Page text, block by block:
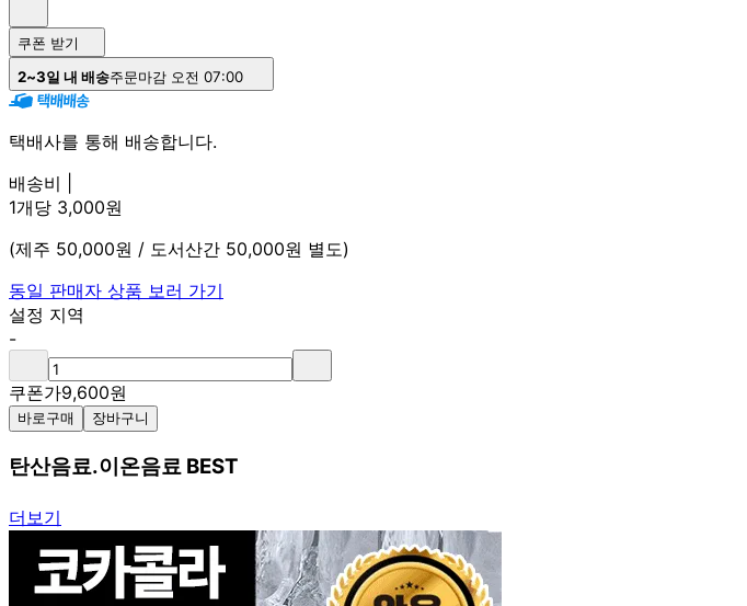
쿠폰 받기
2~3일 내 배송주문마감 오전 07:00
택배사를 통해 배송합니다.
배송비 |
1개당 3,000원
(제주 50,000원 / 도서산간 50,000원 별도)
동일 판매자 상품 보러 가기
설정 지역
-
쿠폰가9,600원
바로구매 장바구니
탄산음료.이온음료 BEST
더보기